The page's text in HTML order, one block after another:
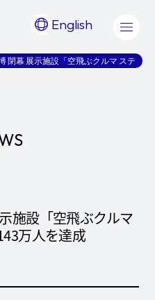
English
閉幕 展示施設「空飛ぶクルマ ステ
施設「空飛ぶクルマ
万人を達成